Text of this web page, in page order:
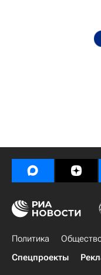
Политика
Спецпроекты